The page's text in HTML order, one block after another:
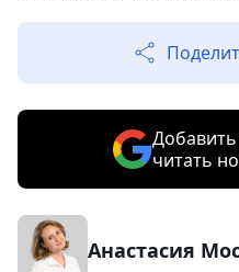
читать
Анастасия